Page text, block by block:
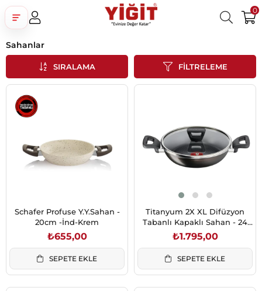
0
Google İle Bağlan
Sahanlar
FILTRELEME
SIRALAMA
Schafer Profuse Y.Y.Sahan -
20cm -İnd-Krem
₺655,00
SEPETE EKLE
Titanyum 2X XL Difüzyon
Tabanlı Kapaklı Sahan - 24
cm
₺1.795,00
SEPETE EKLE